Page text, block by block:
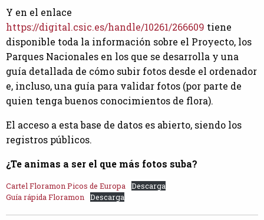
Y en el enlace
https://digital.csic.es/handle/10261/266609 tiene
disponible toda la información sobre el Proyecto, los
Parques Nacionales en los que se desarrolla y una
guía detallada de cómo subir fotos desde el ordenador
e, incluso, una guía para validar fotos (por parte de
quien tenga buenos conocimientos de flora).
El acceso a esta base de datos es abierto, siendo los
registros públicos.
¿Te animas a ser el que más fotos suba?
Cartel Floramon Picos de Europa
Descarga
Guía rápida Floramon
Descarga